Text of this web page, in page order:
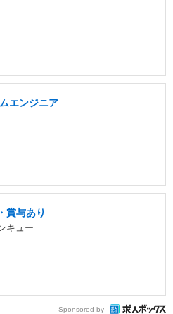
エンジニア
賞与あり
キュー
Sponsored by